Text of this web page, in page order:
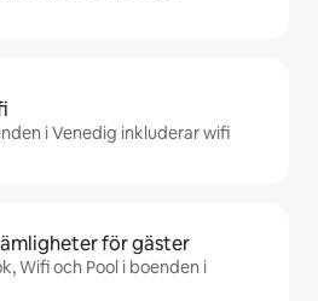
i Venedig inkluderar wifi
för gäster
Wifi och Pool i boenden i